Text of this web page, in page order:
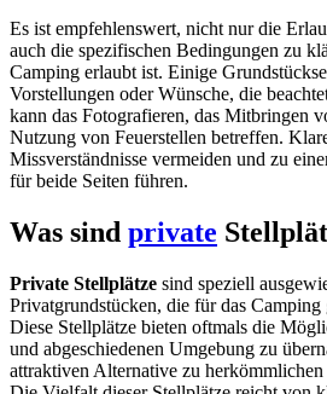
Es ist empfehlenswert, nicht nur die
auch die spezifischen Bedingungen zu
Camping erlaubt ist. Einige
Vorstellungen oder Wünsche, die
kann das Fotografieren, das Mitbringen
Nutzung von Feuerstellen betreffen.
Missverständnisse vermeiden und zu
für beide Seiten führen.
Was sind private
Private Stellplätze sind speziell
Privatgrundstücken, die für das
Diese Stellplätze bieten oftmals die
und abgeschiedenen Umgebung zu
attraktiven Alternative zu